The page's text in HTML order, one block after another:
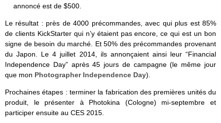
annoncé est de $500.
Le résultat : près de 4000 précommandes, avec qui plus est 85%
de clients KickStarter qui n’y étaient pas encore, ce qui est un bon
signe de besoin du marché. Et 50% des précommandes provenant
du Japon. Le 4 juillet 2014, ils annonçaient ainsi leur “Financial
Independence Day” après 45 jours de campagne (le même jour
que mon Photographer Independence Day).
Prochaines étapes : terminer la fabrication des premières unités du
produit, le présenter à Photokina (Cologne) mi-septembre et
participer ensuite au CES 2015.